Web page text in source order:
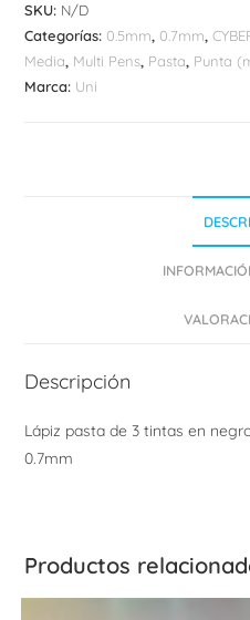
cantidad
SKU: N/D
Categorías: 0.5mm, 0.7mm,
Media, Multi Pens, Pasta, Punta
Marca: Uni
Descripción
Lápiz pasta de 3 tintas en
0.7mm
Productos